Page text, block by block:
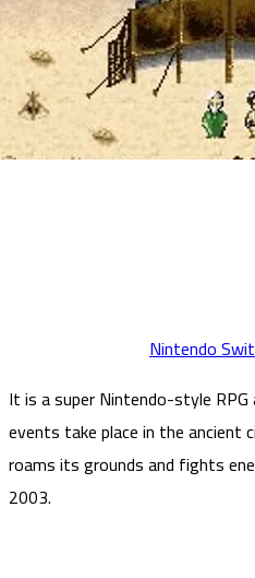
Nintendo
It is a super Nintendo-style
events take place in the
roams its grounds and fights
2003.